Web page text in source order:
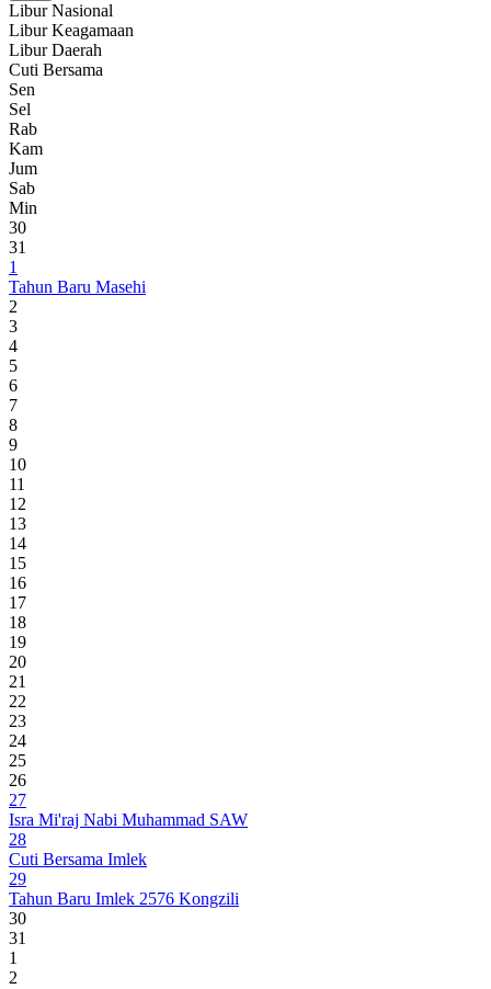
Libur Nasional
Libur Keagamaan
Libur Daerah
Cuti Bersama
Sen
Sel
Rab
Kam
Jum
Sab
Min
30
31
1
Tahun Baru Masehi
2
3
4
5
6
7
8
9
10
11
12
13
14
15
16
17
18
19
20
21
22
23
24
25
26
27
Isra Mi'raj Nabi Muhammad SAW
28
Cuti Bersama Imlek
29
Tahun Baru Imlek 2576 Kongzili
30
31
1
2